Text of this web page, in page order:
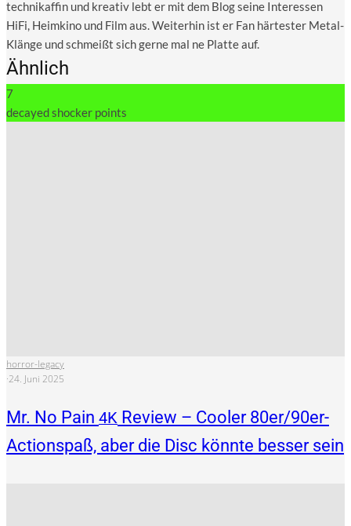
technikaffin und kreativ lebt er mit dem Blog seine Interessen
HiFi, Heimkino und Film aus. Weiterhin ist er Fan härtester Metal-
Klänge und schmeißt sich gerne mal ne Platte auf.
Ähnlich
7
decayed shocker points
horror-legacy
·24. Juni 2025
Mr. No Pain 4K Review – Cooler 80er/90er-
Actionspaß, aber die Disc könnte besser sein